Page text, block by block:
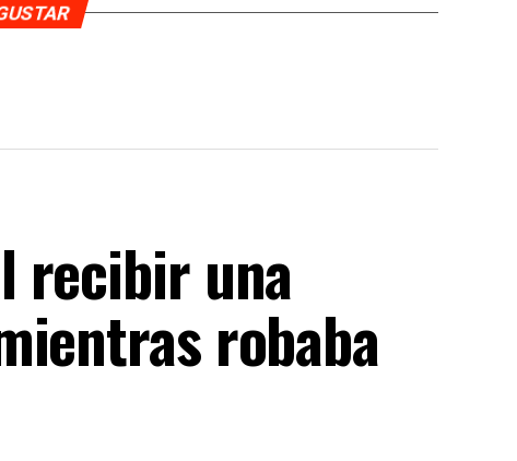
recibir una
robaba